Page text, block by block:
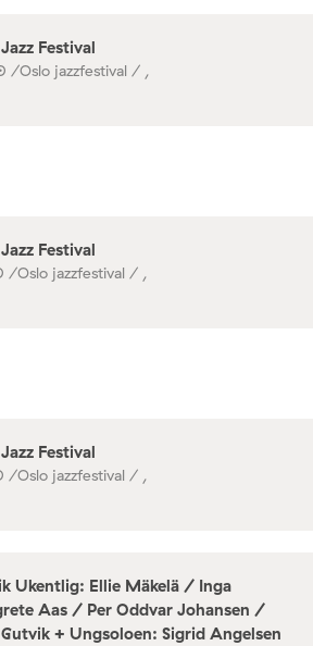
Festival
/Oslo jazzfestival / ,
Festival
/Oslo jazzfestival / ,
Festival
/Oslo jazzfestival / ,
Ukentlig: Ellie Mäkelä / Inga
Aas / Per Oddvar Johansen /
+ Ungsoloen: Sigrid Angelsen